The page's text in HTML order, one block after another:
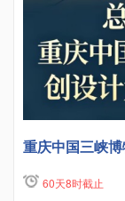
重庆中国三峡
60天8时截止